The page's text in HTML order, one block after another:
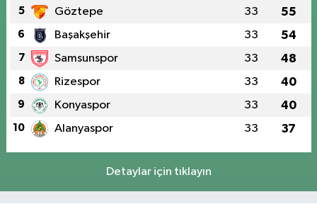
5 Göztepe 33 55
6 Başakşehir 33 54
7 Samsunspor 33 48
8 Rizespor 33 40
9 Konyaspor 33 40
10 Alanyaspor 33 37
Detaylar için tıklayın